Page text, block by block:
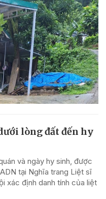
lòng đất đến hy
và ngày hy sinh, được
tại Nghĩa trang Liệt sĩ
xác định danh tính của liệt